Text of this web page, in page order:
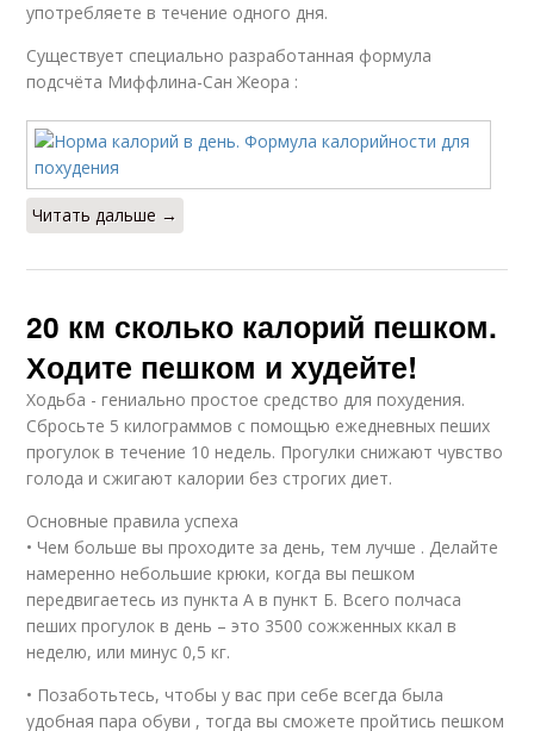
употребляете в течение одного дня.
Существует специально разработанная формула
подсчёта Миффлина-Сан Жеора :
Читать дальше →
20 км сколько калорий пешком.
Ходите пешком и худейте!
Ходьба - гениально простое средство для похудения.
Сбросьте 5 килограммов с помощью ежедневных пеших
прогулок в течение 10 недель. Прогулки снижают чувство
голода и сжигают калории без строгих диет.
Основные правила успеха
• Чем больше вы проходите за день, тем лучше . Делайте
намеренно небольшие крюки, когда вы пешком
передвигаетесь из пункта А в пункт Б. Всего полчаса
пеших прогулок в день – это 3500 сожженных ккал в
неделю, или минус 0,5 кг.
• Позаботьтесь, чтобы у вас при себе всегда была
удобная пара обуви , тогда вы сможете пройтись пешком